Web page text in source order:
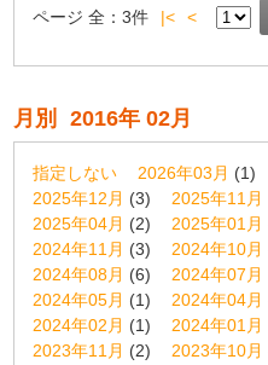
ページ 全：3件 |< <
月別 2016年 02月
指定しない 2026年03月 (1)
2025年12月 (3) 2025年11月
2025年04月 (2) 2025年01月
2024年11月 (3) 2024年10月
2024年08月 (6) 2024年07月
2024年05月 (1) 2024年04月
2024年02月 (1) 2024年01月
2023年11月 (2) 2023年10月